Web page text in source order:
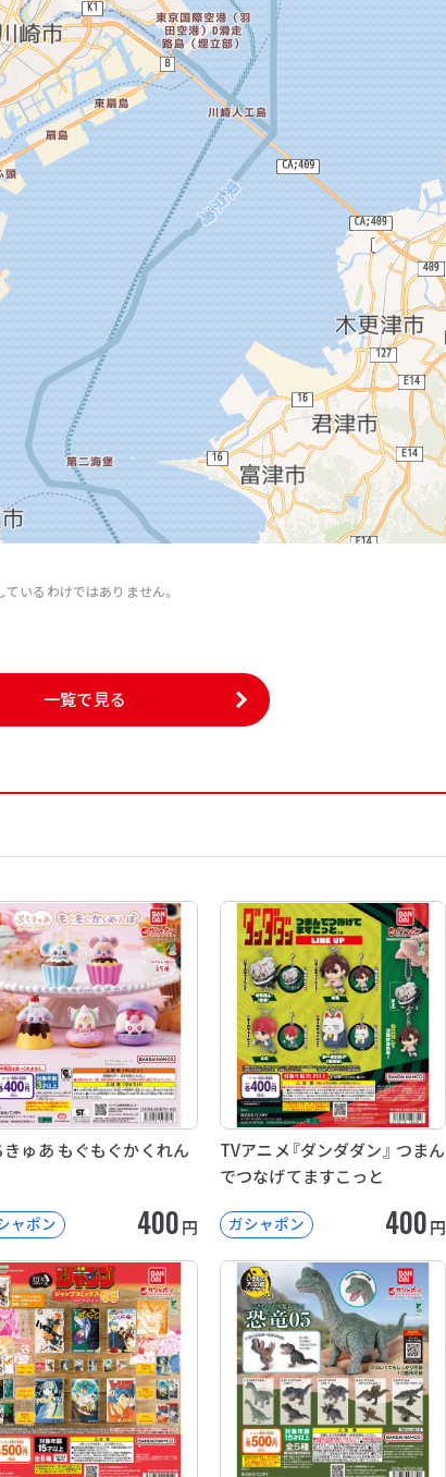
いるわけではありません。
一覧で見る
きゅあ もぐもぐかくれん
ャポン 400円
TVアニメ『ダンダダン』 つまん
でつなげてますこっと
ガシャポン 400円